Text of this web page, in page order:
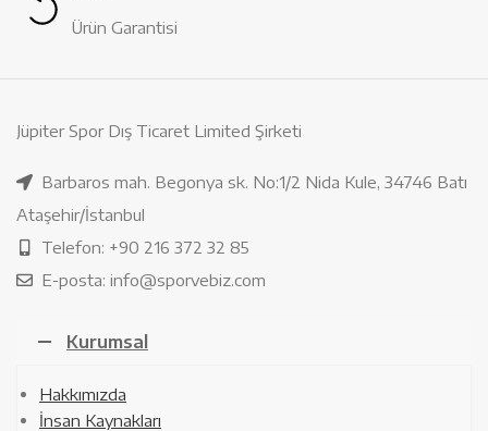
Ürün Garantisi
Jüpiter Spor Dış Ticaret Limited Şirketi
Barbaros mah. Begonya sk. No:1/2 Nida Kule, 34746 Batı
Ataşehir/İstanbul
Telefon: +90 216 372 32 85
E-posta: info@sporvebiz.com
Kurumsal
Hakkımızda
İnsan Kaynakları